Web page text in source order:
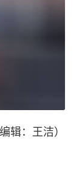
辑：王洁）